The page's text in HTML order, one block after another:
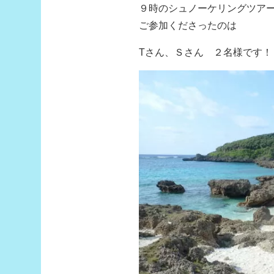
９時のシュノーケリングツア
ご参加くださったのは
Tさん、Ｓさん ２名様です！